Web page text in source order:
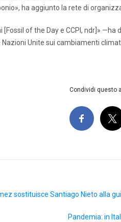
ha aggiunto la rete di
[Fossil of the Day e CCPI, ndr]»
Unite sui cambiamenti
Condividi questo
sostituisce Santiago Nieto alla
Pandemia: in